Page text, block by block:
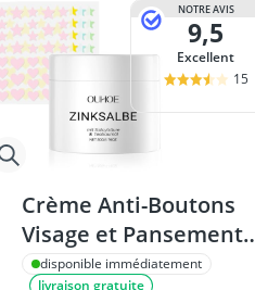
NOTRE AVIS
9,5
Excellent
15
Crème Anti-Boutons
Visage et Pansements
pour Boutons (180
disponible immédiatement
livraison gratuite